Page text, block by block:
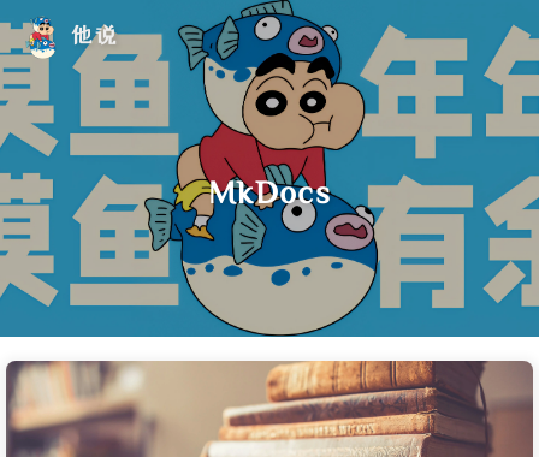
他说
MkDocs